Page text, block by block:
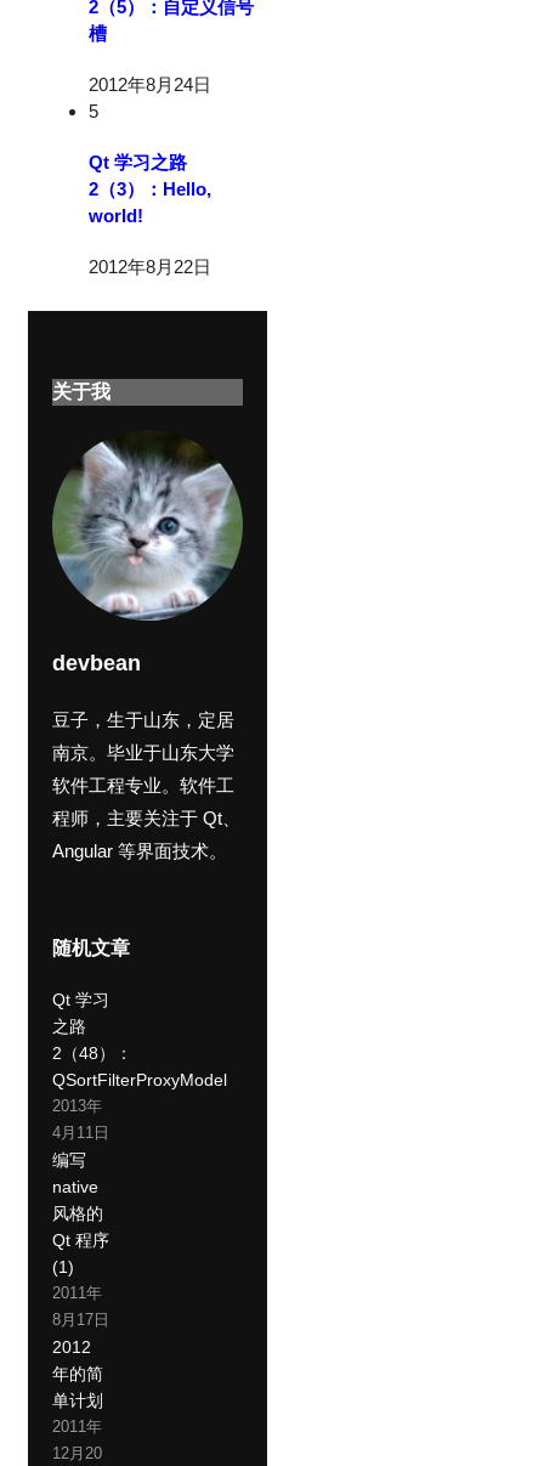
2（5）：自定义信号
槽
2012年8月24日
5
Qt 学习之路
2（3）：Hello,
world!
2012年8月22日
关于我
devbean
豆子，生于山东，定居
南京。毕业于山东大学
软件工程专业。软件工
程师，主要关注于 Qt、
Angular 等界面技术。
随机文章
Qt 学习
之路
2（48）：
QSortFilterProxyModel
2013年
4月11日
编写
native
风格的
Qt 程序
(1)
2011年
8月17日
2012
年的简
单计划
2011年
12月20